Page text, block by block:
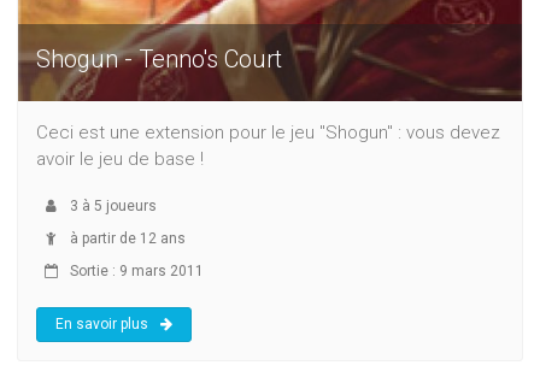
Shogun - Tenno's Court
Ceci est une extension pour le jeu "Shogun" : vous devez
avoir le jeu de base !
3 à 5 joueurs
à partir de 12 ans
Sortie : 9 mars 2011
En savoir plus